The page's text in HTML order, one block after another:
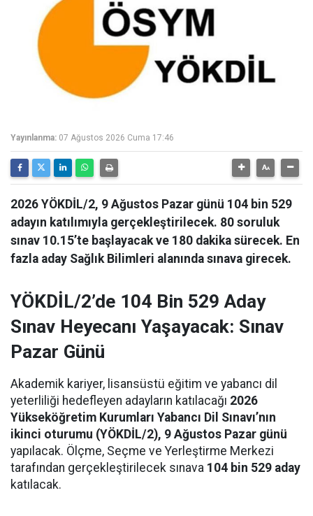
Yayınlanma: 07 Ağustos 2026 Cuma 17:46
2026 YÖKDİL/2, 9 Ağustos Pazar günü 104 bin 529
adayın katılımıyla gerçekleştirilecek. 80 soruluk
sınav 10.15’te başlayacak ve 180 dakika sürecek. En
fazla aday Sağlık Bilimleri alanında sınava girecek.
YÖKDİL/2’de 104 Bin 529 Aday
Sınav Heyecanı Yaşayacak: Sınav
Pazar Günü
Akademik kariyer, lisansüstü eğitim ve yabancı dil
yeterliliği hedefleyen adayların katılacağı 2026
Yükseköğretim Kurumları Yabancı Dil Sınavı’nın
ikinci oturumu (YÖKDİL/2), 9 Ağustos Pazar günü
yapılacak. Ölçme, Seçme ve Yerleştirme Merkezi
tarafından gerçekleştirilecek sınava 104 bin 529 aday
katılacak.